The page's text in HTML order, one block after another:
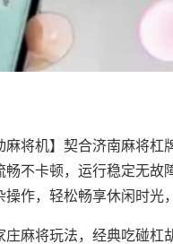
麻将机】契合济南麻将
不卡顿，运行稳定无故
作，轻松畅享休闲时光
麻将玩法，经典吃碰杠